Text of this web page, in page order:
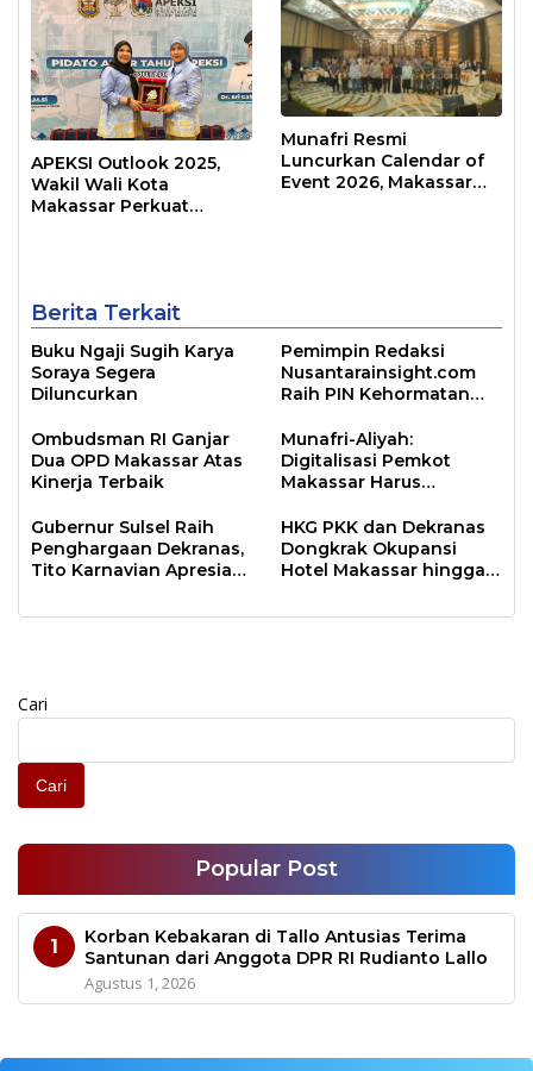
APEKSI Outlook 2025,
Wakil Wali Kota
Makassar Perkuat
Munafri Resmi
Luncurkan Calendar of
Event 2026, Makassar
Berita Terkait
Buku Ngaji Sugih Karya
Soraya Segera
Diluncurkan
Pemimpin Redaksi
Nusantarainsight.com
Raih PIN Kehormatan
Ombudsman RI Ganjar
Dua OPD Makassar Atas
Kinerja Terbaik
Munafri-Aliyah:
Digitalisasi Pemkot
Makassar Harus
Gubernur Sulsel Raih
Penghargaan Dekranas,
Tito Karnavian Apresiasi
Rumah
HKG PKK dan Dekranas
Dongkrak Okupansi
Hotel Makassar hingga
Cari
Cari
Popular Post
1
Korban Kebakaran di Tallo Antusias Terima
Santunan dari Anggota DPR RI Rudianto Lallo
Agustus 1, 2026